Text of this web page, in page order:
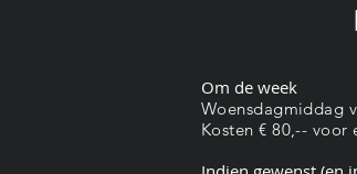
Om de week
Woensdagmiddag
Kosten € 80,-- voor